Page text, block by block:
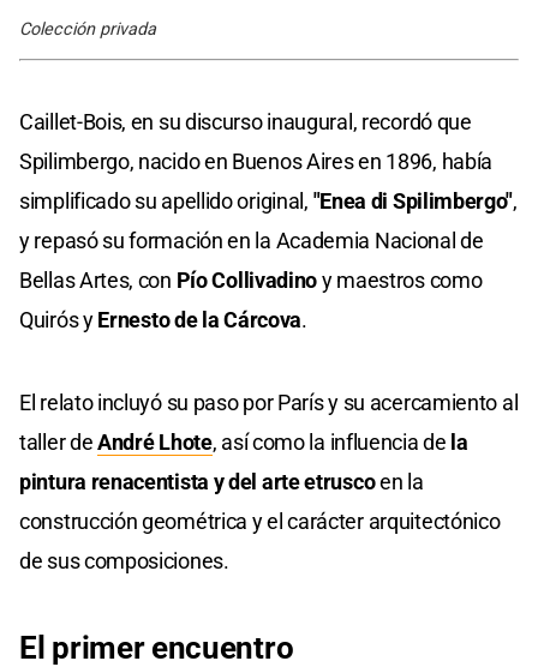
Colección privada
Caillet-Bois, en su discurso inaugural, recordó que
Spilimbergo, nacido en Buenos Aires en 1896, había
simplificado su apellido original, "Enea di Spilimbergo",
y repasó su formación en la Academia Nacional de
Bellas Artes, con Pío Collivadinoy maestros como
Quirós yErnesto de la Cárcova.
El relato incluyó su paso por París y su acercamiento al
taller deAndré Lhote, así como la influencia de la
pintura renacentista y del arte etruscoen la
construcción geométrica y el carácter arquitectónico
de sus composiciones.
El primer encuentro